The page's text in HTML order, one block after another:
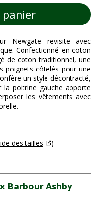
Newgate revisite avec
Confectionné en coton
de coton traditionnel, une
poignets côtelés pour une
un style décontracté,
poitrine gauche apporte
les vêtements avec
des tailles )
Barbour Ashby